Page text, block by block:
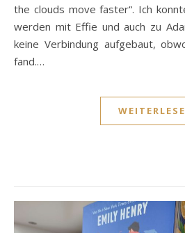
the clouds move faster“. Ich
werden mit Effie und auch zu
keine Verbindung aufgebaut,
fand.…